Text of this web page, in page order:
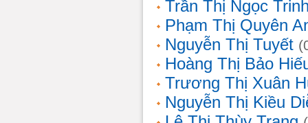
Trần Thị Ngọc
Phạm Thị Quyên
Nguyễn Thị Tuyết
Hoàng Thị Bảo
Trương Thị Xuân
Nguyễn Thị Kiều